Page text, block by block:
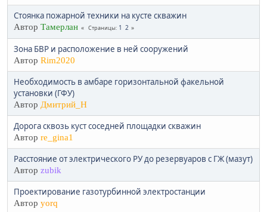
Стоянка пожарной техники на кусте скважин
Автор Тамерлан Страницы 1 2
Зона БВР и расположение в ней сооружений
Автор Rim2020
Необходимость в амбаре горизонтальной факельной
установки (ГФУ)
Автор Дмитрий_Н
Дорога сквозь куст соседней площадки скважин
Автор re_gina1
Расстояние от электрического РУ до резервуаров с ГЖ (мазут)
Автор zubik
Проектирование газотурбинной электростанции
Автор yorq